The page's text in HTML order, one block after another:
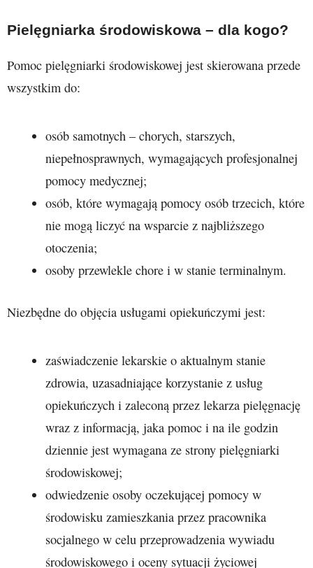
Pielęgniarka środowiskowa – dla kogo?
Pomoc pielęgniarki środowiskowej jest skierowana przede
wszystkim do:
osób samotnych – chorych, starszych,
niepełnosprawnych, wymagających profesjonalnej
pomocy medycznej;
osób, które wymagają pomocy osób trzecich, które
nie mogą liczyć na wsparcie z najbliższego
otoczenia;
osoby przewlekle chore i w stanie terminalnym.
Niezbędne do objęcia usługami opiekuńczymi jest:
zaświadczenie lekarskie o aktualnym stanie
zdrowia, uzasadniające korzystanie z usług
opiekuńczych i zaleconą przez lekarza pielęgnację
wraz z informacją, jaka pomoc i na ile godzin
dziennie jest wymagana ze strony pielęgniarki
środowiskowej;
odwiedzenie osoby oczekującej pomocy w
środowisku zamieszkania przez pracownika
socjalnego w celu przeprowadzenia wywiadu
środowiskowego i oceny sytuacji życiowej